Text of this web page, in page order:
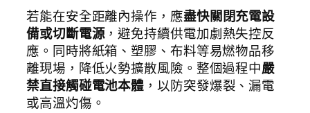
若能在安全距離內操作，應盡快關閉充電設
備或切斷電源，避免持續供電加劇熱失控反
應。同時將紙箱、塑膠、布料等易燃物品移
離現場，降低火勢擴散風險。整個過程中嚴
禁直接觸碰電池本體 ，以防突發爆裂、漏電
或高溫灼傷。